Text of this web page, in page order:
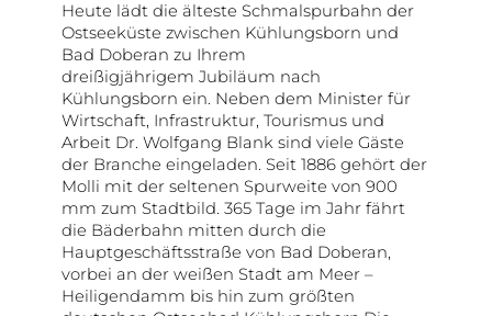
Heute lädt die älteste Schmalspurbahn der
Ostseeküste zwischen Kühlungsborn und
Bad Doberan zu Ihrem
dreißigjährigem Jubiläum nach
Kühlungsborn ein. Neben dem Minister für
Wirtschaft, Infrastruktur, Tourismus und
Arbeit Dr. Wolfgang Blank sind viele Gäste
der Branche eingeladen. Seit 1886 gehört der
Molli mit der seltenen Spurweite von 900
mm zum Stadtbild. 365 Tage im Jahr fährt
die Bäderbahn mitten durch die
Hauptgeschäftsstraße von Bad Doberan,
vorbei an der weißen Stadt am Meer –
Heiligendamm bis hin zum größten